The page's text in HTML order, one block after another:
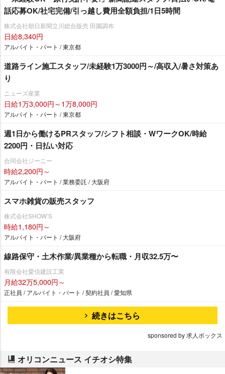
話応募OK/社宅完備/引っ越し費用全額負担/1日5時間
株式会社朝日新聞立川総合販売 田園調布
日給8,340円
アルバイト・パート / 東京都
道路ライン施工スタッフ/未経験1万3000円～/高収入/暑さ対策あ
り
ニューズ産業
日給1万3,000円～1万8,000円
アルバイト・パート / 東京都
週1日から働けるPRスタッフ/シフト相談・WワークOK/時給
2200円・日払い対応
合同会社ジーニー
時給2,200円～
アルバイト・パート / 業務委託 / 大阪府
スマホ雑貨の販売スタッフ
株式会社SHOW’S
時給1,180円～
アルバイト・パート / 大阪府
線路保守・土木作業/異業種から転職・月収32.5万〜
有限会社愛信建設工業
月給32万5,000円～
正社員 / アルバイト・パート / 契約社員 / 愛知県
続きはこちら
sponsored by 求人ボックス
オリコンニュース イチオシ特集